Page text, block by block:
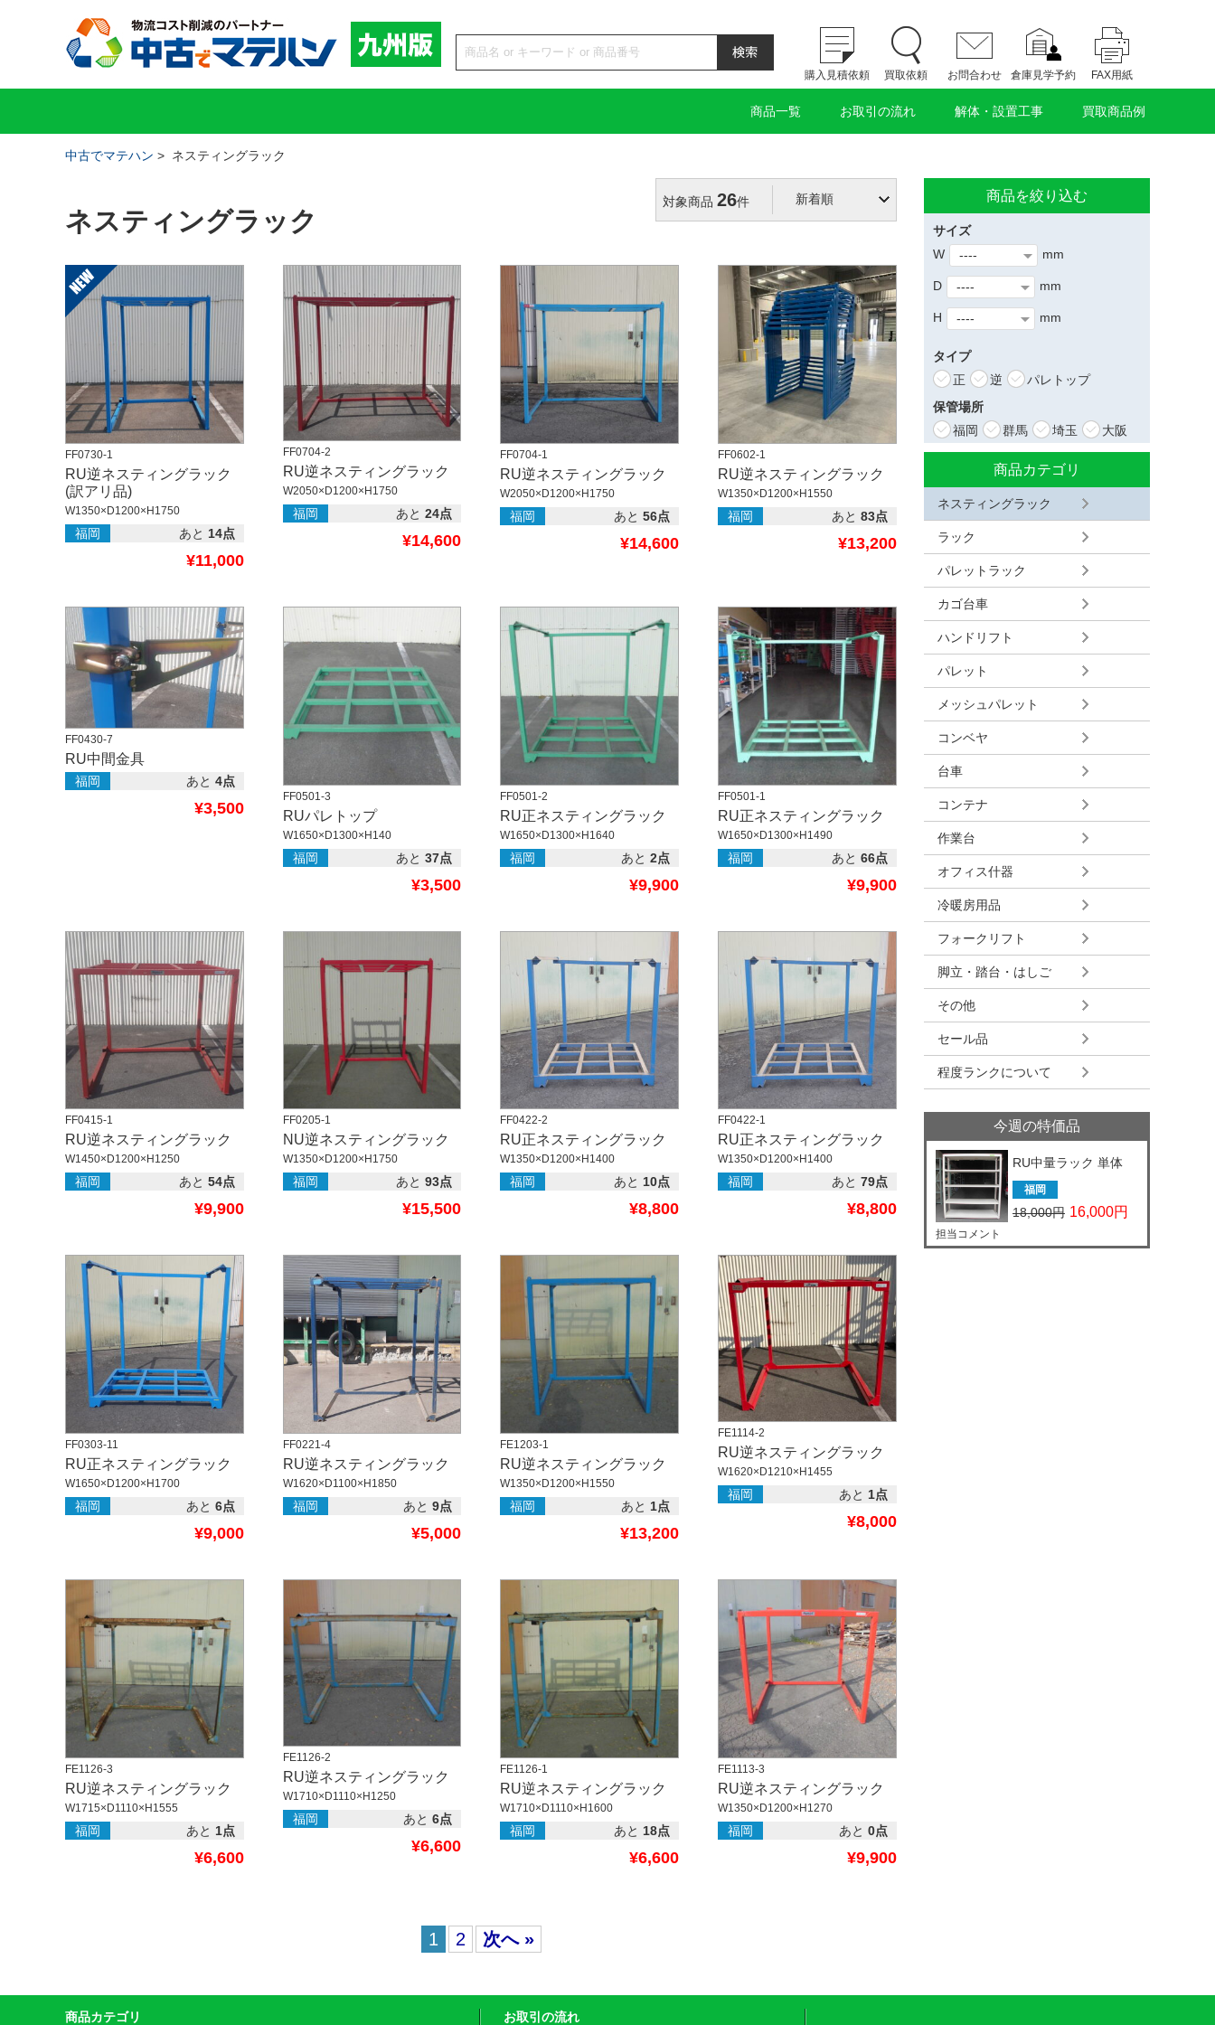
購入見積依頼 買取依頼 お問合わせ 倉庫見学予約 FAX用紙
商品一覧 お取引の流れ 解体・設置工事 買取商品例
中古でマテハン > ネスティングラック
ネスティングラック
対象商品 26件
FF0730-1
RU逆ネスティングラック
(訳アリ品)
W1350×D1200×H1750
福岡 あと 14点
¥11,000
FF0704-2
RU逆ネスティングラック
W2050×D1200×H1750
福岡 あと24点
¥14,600
FF0704-1
RU逆ネスティングラック
W2050×D1200×H1750
福岡 あと56点
¥14,600
FF0602-1
RU逆ネスティングラック
W1350×D1200×H1550
福岡 あと 83点
¥13,200
FF0430-7
RU中間金具
福岡 あと 4点
¥3,500
FF0501-3
RUパレトップ
W1650×D1300×H140
福岡 あと37点
¥3,500
FF0501-2
RU正ネスティングラック
W1650×D1300×H1640
福岡 あと2点
¥9,900
FF0501-1
RU正ネスティングラック
W1650×D1300×H1490
福岡 あと 66点
¥9,900
FF0415-1
RU逆ネスティングラック
W1450×D1200×H1250
福岡 あと 54点
¥9,900
FF0205-1
NU逆ネスティングラック
W1350×D1200×H1750
福岡 あと93点
¥15,500
FF0422-2
RU正ネスティングラック
W1350×D1200×H1400
福岡 あと10点
¥8,800
FF0422-1
RU正ネスティングラック
W1350×D1200×H1400
福岡 あと 79点
¥8,800
FF0303-11
RU正ネスティングラック
W1650×D1200×H1700
福岡 あと 6点
¥9,000
FF0221-4
RU逆ネスティングラック
W1620×D1100×H1850
福岡 あと9点
¥5,000
FE1203-1
RU逆ネスティングラック
W1350×D1200×H1550
福岡 あと 1点
¥13,200
FE1114-2
RU逆ネスティングラック
W1620×D1210×H1455
福岡 あと 1点
¥8,000
FE1126-3
RU逆ネスティングラック
W1715×D1110×H1555
福岡 あと 1点
¥6,600
FE1126-2
RU逆ネスティングラック
W1710×D1110×H1250
福岡 あと6点
¥6,600
FE1126-1
RU逆ネスティングラック
W1710×D1110×H1600
福岡 あと 18点
¥6,600
FE1113-3
RU逆ネスティングラック
W1350×D1200×H1270
福岡 あと 0点
¥9,900
1 2 次へ »
商品を絞り込む
サイズ
W
mm
D mm
H mm
タイプ
正
逆
パレトップ
保管場所
福岡
群馬 埼玉 大阪
商品カテゴリ
ネスティングラック
ラック
パレットラック
カゴ台車
ハンドリフト
パレット
メッシュパレット
コンベヤ
台車
コンテナ
作業台
オフィス什器
冷暖房用品
フォークリフト
脚立・踏台・はしご
その他
セール品
程度ランクについて
今週の特価品
RU中量ラック 単体
福岡
18,000円 16,000円
担当コメント
商品カテゴリ お取引の流れ